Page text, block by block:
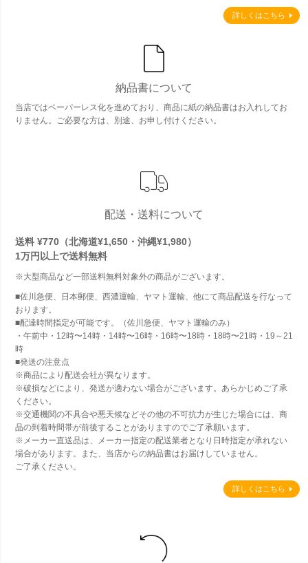
詳しくはこちら
納品書について
当店ではペーパーレス化を進めており、商品に紙の納品書はお入れしてお
りません。ご必要な方は、別途、お申し付けください。
配送・送料について
送料 ¥770（北海道¥1,650・沖縄¥1,980）
1万円以上で送料無料
※大型商品など一部送料無料対象外の商品がございます。
■佐川急便、日本郵便、西濃運輸、ヤマト運輸、他にて商品配送を行なって
おります。
■配達時間指定が可能です。（佐川急便、ヤマト運輸のみ）
・午前中・12時〜14時・14時〜16時・16時〜18時・18時〜21時・19～21
時
■発送の注意点
※商品により配送会社が異なります。
※破損などにより、発送が適わない場合がございます。あらかじめご了承
ください。
※交通機関の不具合や悪天候などその他の不可抗力が生じた場合には、商
品の到着時間帯が前後することがありますのでご了承願います。
※メーカー直送品は、メーカー指定の配送業者となり日時指定が承れない
場合があります。また、当店からの納品書はお届けしていません。
ご了承ください。
詳しくはこちら